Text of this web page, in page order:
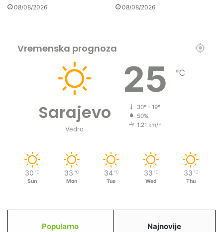
08/08/2026 08/08/2026
Vremenska prognoza
Sarajevo
Vedro
25 ℃
30º - 19º
50%
1.21 km/h
30 ℃
Sun
33 ℃
Mon
34 ℃
Tue
33 ℃
Wed
33 ℃
Thu
Popularno Najnovije